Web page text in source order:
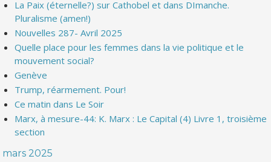
La Paix (éternelle?) sur Cathobel et dans DImanche.
Pluralisme (amen!)
Nouvelles 287- Avril 2025
Quelle place pour les femmes dans la vie politique et le
mouvement social?
Genève
Trump, réarmement. Pour!
Ce matin dans Le Soir
Marx, à mesure-44: K. Marx : Le Capital (4) Livre 1, troisième
section
mars 2025